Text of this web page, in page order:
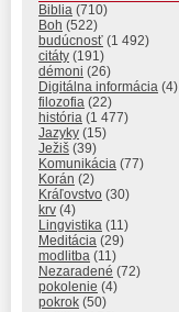
Biblia (710)
Boh (522)
budúcnosť (1 492)
citáty (191)
démoni (26)
Digitálna informácia (4)
filozofia (22)
história (1 477)
Jazyky (15)
Ježiš (39)
Komunikácia (77)
Korán (2)
Kráľovstvo (30)
krv (4)
Lingvistika (11)
Meditácia (29)
modlitba (11)
Nezaradené (72)
pokolenie (4)
pokrok (50)